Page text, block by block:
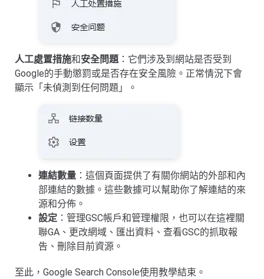
人工處置措施和安全問題：它們涉及到網站是否受到
Google的手動懲罰或是否存在安全風險。正常情況下會
顯示「未偵測到任何問題」。
連結數量 ：這個頁面提供了有關你網站的外部和內
部連結的數據。這些數據可以幫助你了解連結的來
源和分佈。
設定 ：管理GSC帳戶和管理權限，也可以在這裡關
聯GA、更改網域、匯出資料、查看GSC的抓取報
告、刪除目前資源。
至此，Google Search Console使用教學結束。